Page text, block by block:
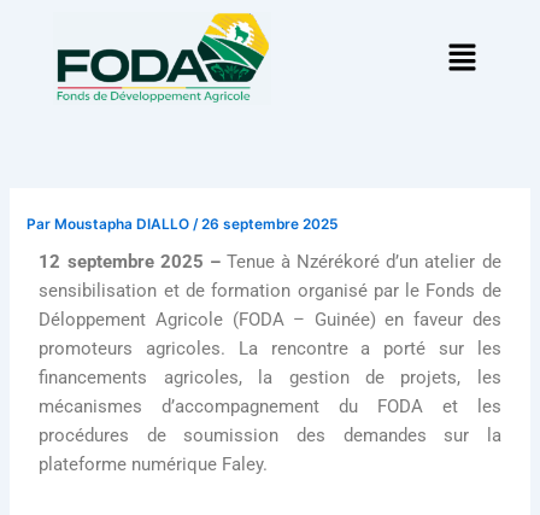
contenu
Menu
ParMoustapha DIALLO /26 septembre 2025
12 septembre 2025 –Tenue à Nzérékoré d’un atelier de
sensibilisation et de formation organisé par le Fonds de
Déloppement Agricole (FODA – Guinée) en faveur des
promoteurs agricoles. La rencontre a porté sur les
financements agricoles, la gestion de projets, les
mécanismes d’accompagnement du FODA et les
procédures de soumission des demandes sur la
plateforme numérique Faley.